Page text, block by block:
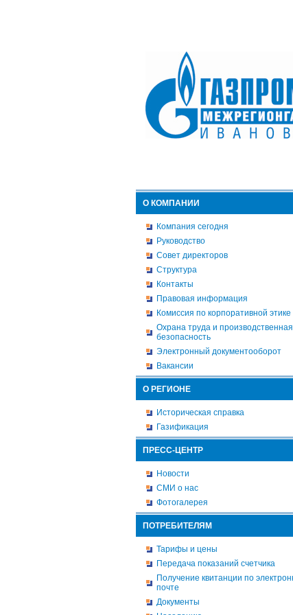
О КОМПАНИИ
Компания сегодня
Руководство
Совет директоров
Структура
Контакты
Правовая информация
Комиссия по корпоративной этике
Охрана труда и производственная
безопасность
Электронный документооборот
Вакансии
О РЕГИОНЕ
Историческая справка
Газификация
ПРЕСС-ЦЕНТР
Новости
СМИ о нас
Фотогалерея
ПОТРЕБИТЕЛЯМ
Тарифы и цены
Передача показаний счетчика
Получение квитанции по
почте
Документы